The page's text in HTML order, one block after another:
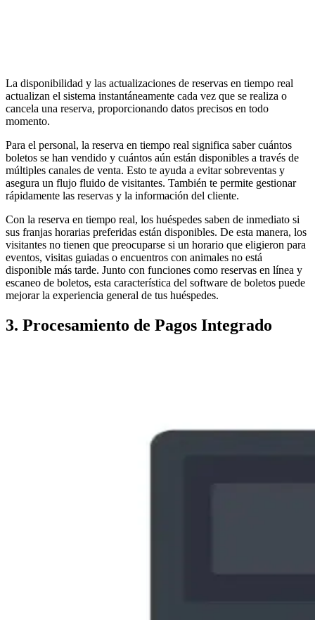
La disponibilidad y las actualizaciones de reservas en tiempo real
actualizan el sistema instantáneamente cada vez que se realiza o
cancela una reserva, proporcionando datos precisos en todo
momento.
Para el personal, la reserva en tiempo real significa saber cuántos
boletos se han vendido y cuántos aún están disponibles a través de
múltiples canales de venta. Esto te ayuda a evitar sobreventas y
asegura un flujo fluido de visitantes. También te permite gestionar
rápidamente las reservas y la información del cliente.
Con la reserva en tiempo real, los huéspedes saben de inmediato si
sus franjas horarias preferidas están disponibles. De esta manera, los
visitantes no tienen que preocuparse si un horario que eligieron para
eventos, visitas guiadas o encuentros con animales no está
disponible más tarde. Junto con funciones como reservas en línea y
escaneo de boletos, esta característica del software de boletos puede
mejorar la experiencia general de tus huéspedes.
3. Procesamiento de Pagos Integrado